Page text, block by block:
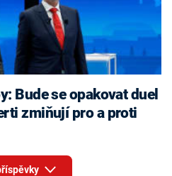
zmiňují pro a proti